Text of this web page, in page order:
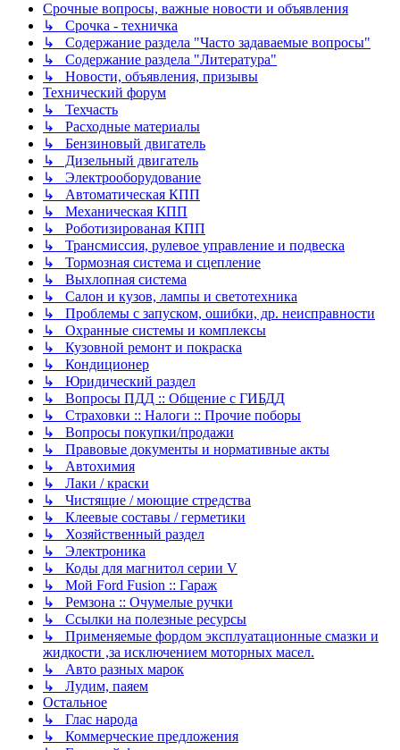
Срочные вопросы, важные новости и объявления
↳ Срочка - техничка
↳ Содержание раздела "Часто задаваемые вопросы"
↳ Содержание раздела "Литература"
↳ Новости, объявления, призывы
Технический форум
↳ Техчасть
↳ Расходные материалы
↳ Бензиновый двигатель
↳ Дизельный двигатель
↳ Электрооборудование
↳ Автоматическая КПП
↳ Механическая КПП
↳ Роботизированая КПП
↳ Трансмиссия, рулевое управление и подвеска
↳ Тормозная система и сцепление
↳ Выхлопная система
↳ Салон и кузов, лампы и светотехника
↳ Проблемы с запуском, ошибки, др. неисправности
↳ Охранные системы и комплексы
↳ Кузовной ремонт и покраска
↳ Кондиционер
↳ Юридический раздел
↳ Вопросы ПДД :: Общение с ГИБДД
↳ Страховки :: Налоги :: Прочие поборы
↳ Вопросы покупки/продажи
↳ Правовые документы и нормативные акты
↳ Автохимия
↳ Лаки / краски
↳ Чистящие / моющие стредства
↳ Клеевые составы / герметики
↳ Хозяйственный раздел
↳ Электроника
↳ Коды для магнитол серии V
↳ Мой Ford Fusion :: Гараж
↳ Ремзона :: Очумелые ручки
↳ Ссылки на полезные ресурсы
↳ Применяемые фордом эксплуатационные смазки и
жидкости ,за исключением моторных масел.
↳ Авто разных марок
↳ Лудим, паяем
Остальное
↳ Глас народа
↳ Коммерческие предложения